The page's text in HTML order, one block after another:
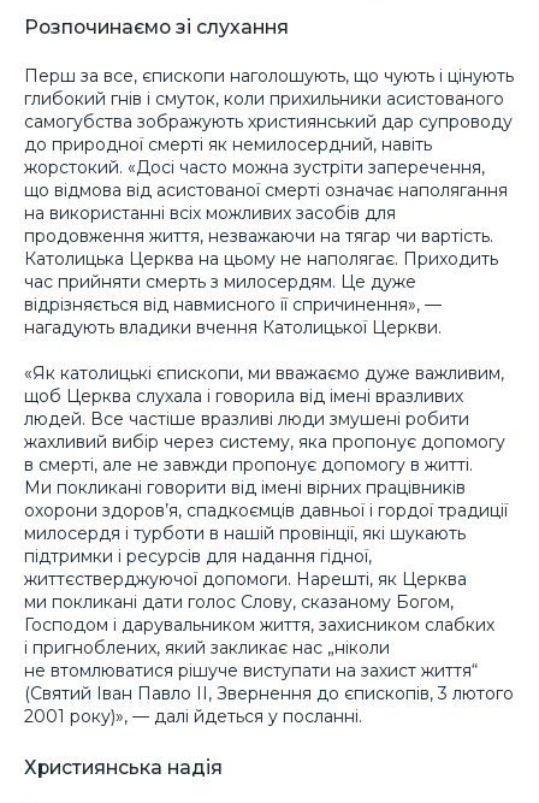
Розпочинаємо зі слухання
Перш за все, єпископи наголошують, що чують і цінують
глибокий гнів і смуток, коли прихильники асистованого
самогубства зображують християнський дар супроводу
до природної смерті як немилосердний, навіть
жорстокий. «Досі часто можна зустріти заперечення,
що відмова від асистованої смерті означає наполягання
на використанні всіх можливих засобів для
продовження життя, незважаючи на тягар чи вартість.
Католицька Церква на цьому не наполягає. Приходить
час прийняти смерть з милосердям. Це дуже
відрізняється від навмисного її спричинення», —
нагадують владики вчення Католицької Церкви.
«Як католицькі єпископи, ми вважаємо дуже важливим,
щоб Церква слухала і говорила від імені вразливих
людей. Все частіше вразливі люди змушені робити
жахливий вибір через систему, яка пропонує допомогу
в смерті, але не завжди пропонує допомогу в житті.
Ми покликані говорити від імені вірних працівників
охорони здоров’я, спадкоємців давньої і гордої традиції
милосердя і турботи в нашій провінції, які шукають
підтримки і ресурсів для надання гідної,
життєстверджуючої допомоги. Нарешті, як Церква
ми покликані дати голос Слову, сказаному Богом,
Господом і дарувальником життя, захисником слабких
і пригноблених, який закликає нас „ніколи
не втомлюватися рішуче виступати на захист життя“
(Святий Іван Павло ІІ, Звернення до єпископів, 3 лютого
2001 року)», — далі йдеться у посланні.
Християнська надія